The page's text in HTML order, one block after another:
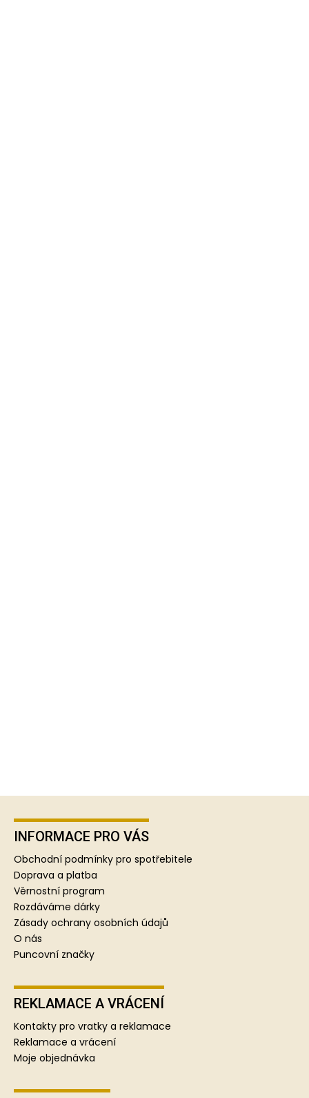
INFORMACE PRO VÁS
Obchodní podmínky pro spotřebitele
Doprava a platba
Věrnostní program
Rozdáváme dárky
Zásady ochrany osobních údajů
O nás
Puncovní značky
REKLAMACE A VRÁCENÍ
Kontakty pro vratky a reklamace
Reklamace a vrácení
Moje objednávka